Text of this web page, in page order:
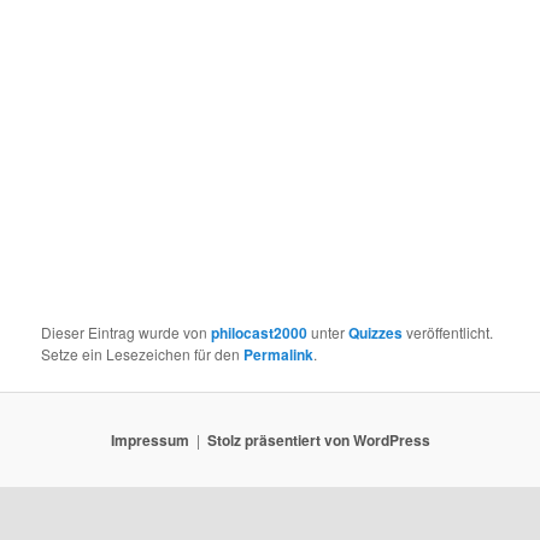
Dieser Eintrag wurde vonphilocast2000unterQuizzesveröffentlicht.
Setze ein Lesezeichen für den Permalink.
Impressum Stolz präsentiert von WordPress